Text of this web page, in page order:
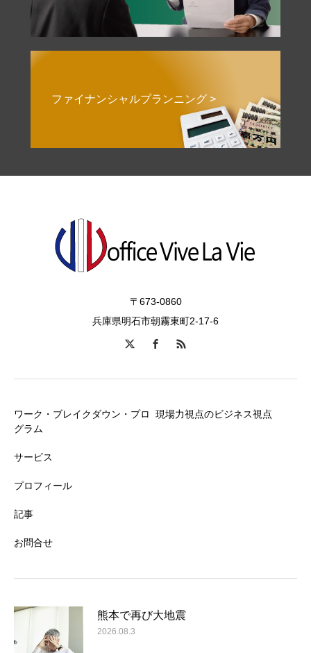
ファイナンシャルプランニング >
〒673-0860
兵庫県明石市朝霧東町2-17-6
ワーク・ブレイクダウン・プロ
グラム
サービス
プロフィール
記事
お問合せ
現場力視点のビジネス視点
熊本で再び大地震
2026.08.3